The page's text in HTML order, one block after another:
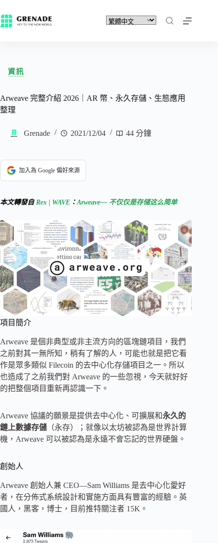
資訊
Arweave 完整介紹 2026｜AR 幣、永久存儲、生態應用
整理
Grenade 2021/12/04 44 分鐘
加入為 Google 偏好來源
本文轉發自 Rex | WAVE ： Arweave— 不仅仅是存储这么简单
項目簡介
Arweave 是個非典型或非主流方向的區塊鏈項目，我們
之前對其一無所知，稍有了解的人，可能也就是把它看
作是眾多類似 Filecoin 的去中心化存儲項目之一。所以
也造成了之前我們對 Arweave 的一些忽視，今天就好好
的把整個項目重新再認識一下。
Arweave 協議的願景是提供去中心化、可擴展和永久的
鏈上數據存儲 （永存）；就像以太坊被認為是世界計算
機，Arweave 可以被認為是永遠不會忘記的世界硬盤。
創始人
Arweave 創始人兼 CEO—Sam Williams 是去中心化愛好
者，在分佈式系統設計和實施方面具有豐富的經驗。英
國人，黑客，博士，目前推特關注者 15K。